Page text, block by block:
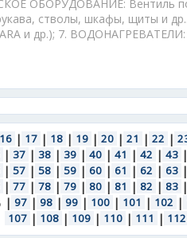
ОБОРУДОВАНИЕ: Вентиль
стволы, шкафы, щиты и
и др.); 7. ВОДОНАГРЕВАТЕЛИ:
16 | 17 | 18 | 19 | 20 | 21 | 22 |
| 37 | 38 | 39 | 40 | 41 | 42 | 43 |
| 57 | 58 | 59 | 60 | 61 | 62 | 63 |
| 77 | 78 | 79 | 80 | 81 | 82 | 83 |
| 97 | 98 | 99 | 100 | 101 | 102 |
107 | 108 | 109 | 110 | 111 | 112